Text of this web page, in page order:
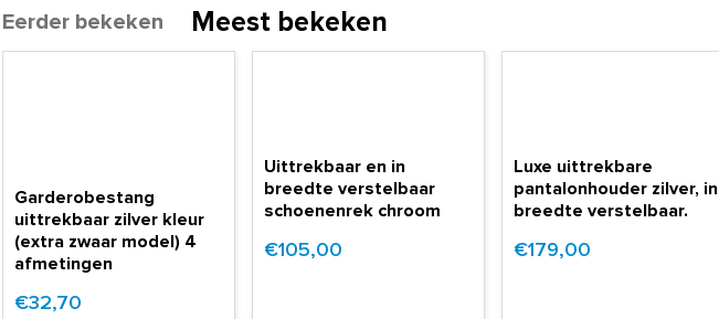
Eerder bekeken Meest bekeken
Garderobestang
uittrekbaar zilver kleur
(extra zwaar model) 4
afmetingen
€32,70
Uittrekbaar en in
breedte verstelbaar
schoenenrek chroom
€105,00
Luxe uittrekbare
pantalonhouder zilver, in
breedte verstelbaar.
€179,00